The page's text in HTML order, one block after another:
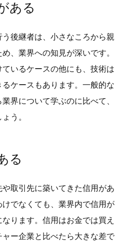
ある
後継者は、小さなころから親
、業界への知見が深いです。
いるケースの他にも、技術は
ケースもあります。一般的な
界について学ぶのに比べて、
う。
る
取引先に築いてきた信用があ
でなくても、業界内で信用が
ります。信用はお金では買え
ー企業と比べたら大きな差で